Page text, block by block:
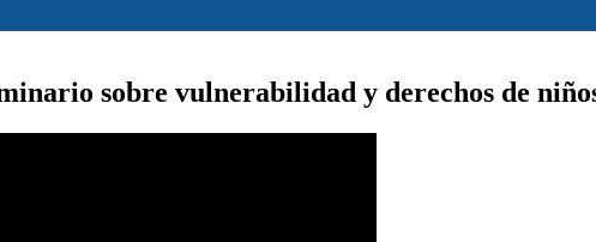
sobre vulnerabilidad y derechos de